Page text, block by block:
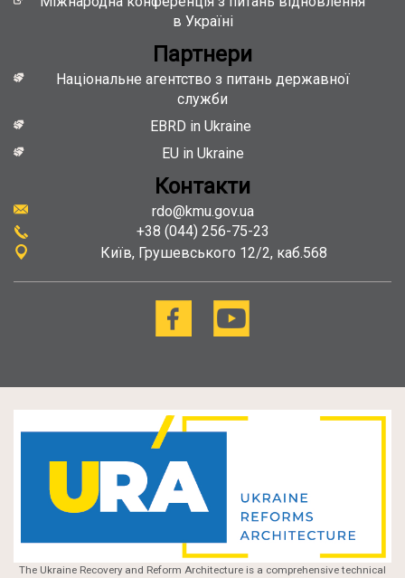
в Україні
Партнери
Національне агентство з питань державної
служби
EBRD in Ukraine
EU in Ukraine
Контакти
rdo@kmu.gov.ua
+38 (044) 256-75-23
Київ Грушевського 12/2, каб.568
The Ukraine Recovery and Reform Architecture is a comprehensive technical